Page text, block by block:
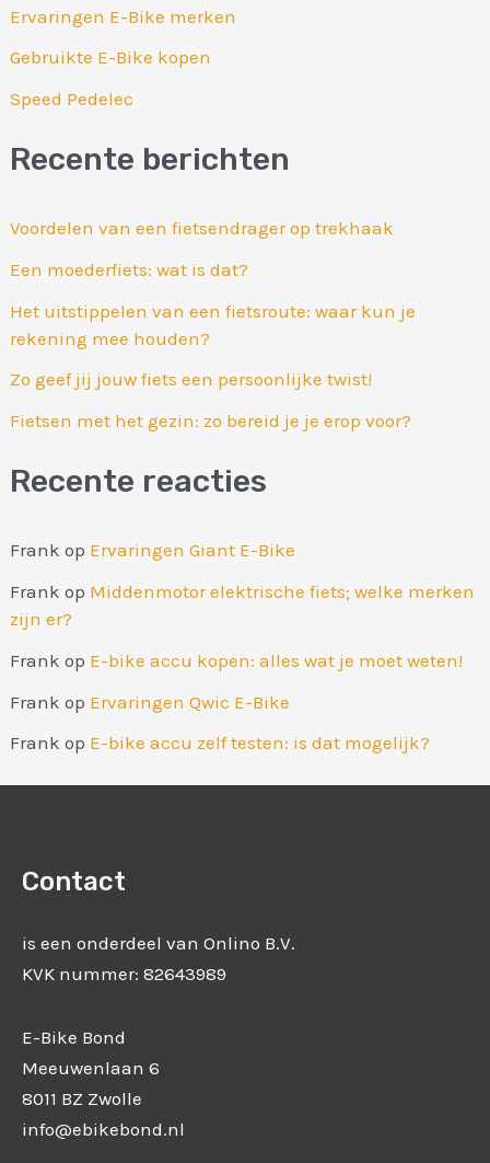
Ervaringen E-Bike merken
Gebruikte E-Bike kopen
Speed Pedelec
Recente berichten
Voordelen van een fietsendrager op trekhaak
Een moederfiets: wat is dat?
Het uitstippelen van een fietsroute: waar kun je
rekening mee houden?
Zo geef jij jouw fiets een persoonlijke twist!
Fietsen met het gezin: zo bereid je je erop voor?
Recente reacties
Frank op Ervaringen Giant E-Bike
Frank op Middenmotor elektrische fiets; welke merken
zijn er?
Frank op E-bike accu kopen: alles wat je moet weten!
Frank op Ervaringen Qwic E-Bike
Frank op E-bike accu zelf testen: is dat mogelijk?
Contact
is een onderdeel van Onlino B.V.
KVK nummer: 82643989
E-Bike Bond
Meeuwenlaan 6
8011 BZ Zwolle
info@ebikebond.nl